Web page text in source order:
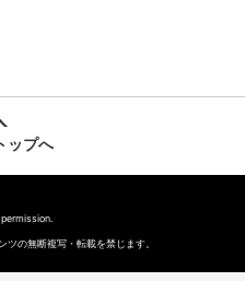
ップへ
の無断複写・転載を禁じます。